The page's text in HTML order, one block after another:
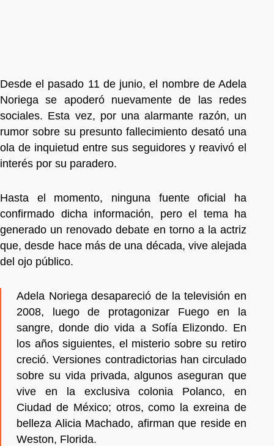
Desde el pasado 11 de junio, el nombre de Adela
Noriega se apoderó nuevamente de las redes
sociales. Esta vez, por una alarmante razón, un
rumor sobre su presunto fallecimiento desató una
ola de inquietud entre sus seguidores y reavivó el
interés por su paradero.
Hasta el momento, ninguna fuente oficial ha
confirmado dicha información, pero el tema ha
generado un renovado debate en torno a la actriz
que, desde hace más de una década, vive alejada
del ojo público.
Adela Noriega desapareció de la televisión en
2008, luego de protagonizar Fuego en la
sangre, donde dio vida a Sofía Elizondo. En
los años siguientes, el misterio sobre su retiro
creció. Versiones contradictorias han circulado
sobre su vida privada, algunos aseguran que
vive en la exclusiva colonia Polanco, en
Ciudad de México; otros, como la exreina de
belleza Alicia Machado, afirman que reside en
Weston, Florida.